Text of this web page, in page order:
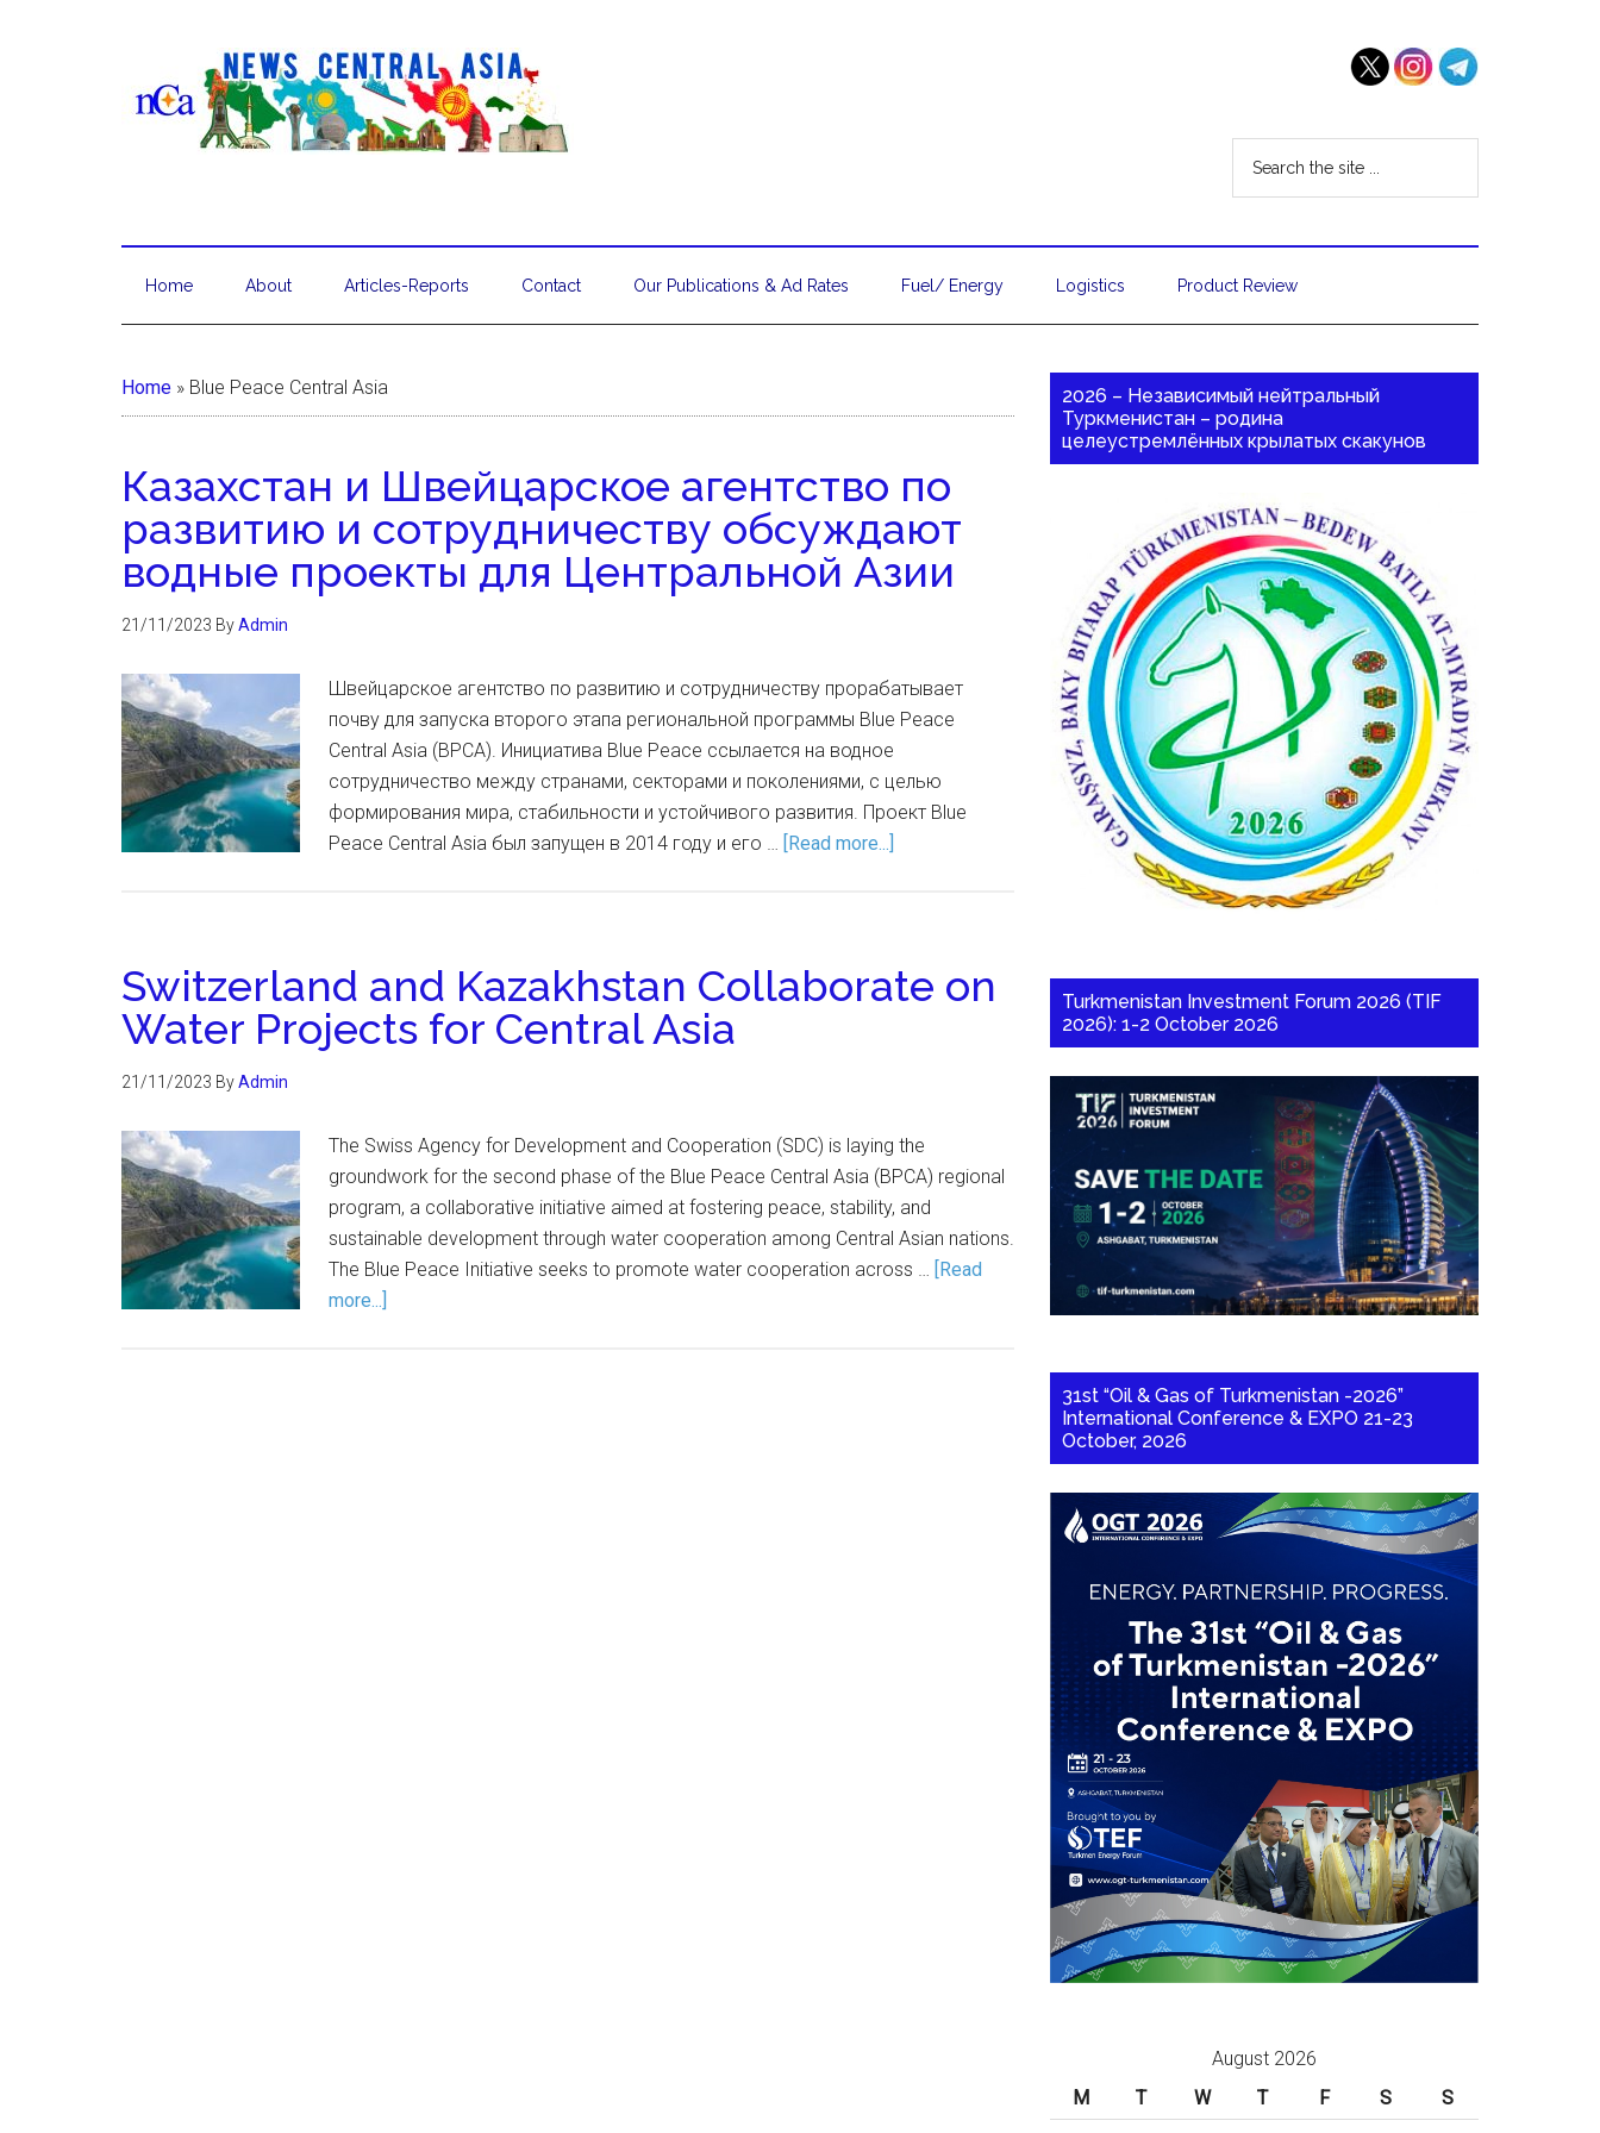
Home About Articles-Reports Contact Our Publications & Ad Rates Fuel/ Energy Logistics Product Review
Home » Blue Peace Central Asia
Казахстан и Швейцарское агентство по
развитию и сотрудничеству обсуждают
водные проекты для Центральной Азии
21/11/2023 ByAdmin
Швейцарское агентство по развитию и сотрудничеству прорабатывает
почву для запуска второго этапа региональной программы Blue Peace
Central Asia (BPCA). Инициатива Blue Peace ссылается на водное
сотрудничество между странами, секторами и поколениями, с целью
формирования мира, стабильности и устойчивого развития. Проект Blue
Peace Central Asia был запущен в 2014 году и его … [Read more...]
Switzerland and Kazakhstan Collaborate on
Water Projects for Central Asia
21/11/2023 ByAdmin
The Swiss Agency for Development and Cooperation (SDC) is laying the
groundwork for the second phase of the Blue Peace Central Asia (BPCA) regional
program, a collaborative initiative aimed at fostering peace, stability, and
sustainable development through water cooperation among Central Asian nations.
The Blue Peace Initiative seeks to promote water cooperation across … [Read
more...]
2026 – Независимый нейтральный
Туркменистан – родина
целеустремлённых крылатых скакунов
Turkmenistan Investment Forum 2026 (TIF
2026): 1-2 October 2026
31st “Oil & Gas of Turkmenistan -2026”
International Conference & EXPO 21-23
October, 2026
August 2026
M
T W T F S S